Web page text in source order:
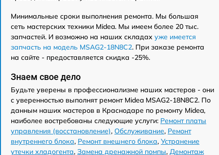
Минимальные сроки выполнения ремонта. Мы большая
сеть мастерских техники Midea. Мы имеем более 20 тыс.
запчастей. И возможно на наших складах уже имеется
запчасть на модель MSAG2-18N8C2. При заказе ремонта
на сайте - предоставляется скидка -25%.
Знаем свое дело
Будьте уверены в профессионализме наших мастеров - они
с уверенностью выполнят ремонт Midea MSAG2-18N8C2. По
данным наших мастеров в Краснодаре по ремонту Midea,
наиболее востребованы следующие услуги: Ремонт платы
управления (восстановление), Обслуживание, Ремонт
внутреннего блока, Ремонт внешнего блока, Устранение
утечки хладогента, Замена дренажной помпы, Демонтаж